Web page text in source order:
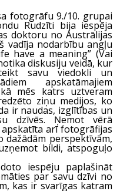
fotogrāfu 9./10. grupai
Rudzīti bija iespēja
doktoru no Austrālijas
vadīja nodarbību angļu
have a meaning” (Vai
diskusiju veidā, kur
savu viedokli un
apskatāmajiem
mēs katrs uztveram
ziņu medijos, ko
ir naudas, izglītības un
dzīvēs. Ņemot vērā
arī fotogrāfijas
perspektīvām,
bildi, atspoguļo
iespēju paplašināt
par savu dzīvi no
kas ir svarīgas katram